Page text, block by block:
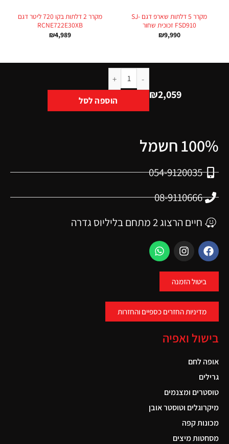
מקרר 5 דלתות שארפ דגם SJ-
FSD910 זכוכית שחור
₪9,990
מקרר 2 דלתות בקו 720 ליטר דגם
RCNE722E30XB
₪4,989
₪2,059 הוספה לסל
100% חשמל
054-9120035
08-9110666
חיים הרצוג 2 מתחם בליליוס גדרה
ביטול הזמנה
מדיניות החזרים כספיים והחזרות
בישול ואפיה
אופה לחם
גרילים
טוסטרים ומצנמים
מיקרוגלים וטוסטר אובן
מכונות קפה
מסחטות מיצים